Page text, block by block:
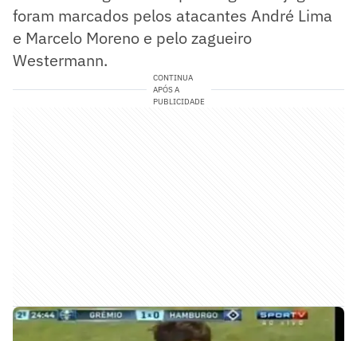
foram marcados pelos atacantes André Lima
e Marcelo Moreno e pelo zagueiro
Westermann.
CONTINUA
APÓS A
PUBLICIDADE